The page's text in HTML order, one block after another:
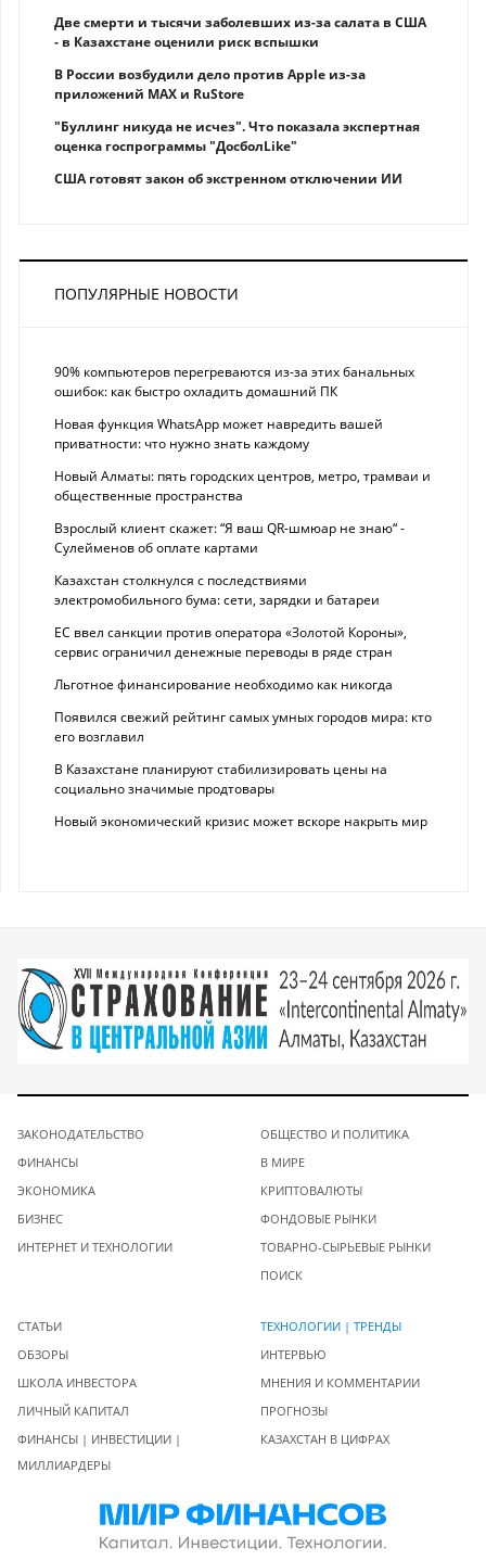
Две смерти и тысячи заболевших из-за салата в США
- в Казахстане оценили риск вспышки
В России возбудили дело против Apple из-за
приложений MAX и RuStore
"Буллинг никуда не исчез". Что показала экспертная
оценка госпрограммы "ДосболLike"
США готовят закон об экстренном отключении ИИ
ПОПУЛЯРНЫЕ НОВОСТИ
90% компьютеров перегреваются из-за этих банальных
ошибок: как быстро охладить домашний ПК
Новая функция WhatsApp может навредить вашей
приватности: что нужно знать каждому
Новый Алматы: пять городских центров, метро, трамваи и
общественные пространства
Взрослый клиент скажет: “Я ваш QR-шмюар не знаю“ -
Сулейменов об оплате картами
Казахстан столкнулся с последствиями
электромобильного бума: сети, зарядки и батареи
ЕС ввел санкции против оператора «Золотой Короны»,
сервис ограничил денежные переводы в ряде стран
Льготное финансирование необходимо как никогда
Появился свежий рейтинг самых умных городов мира: кто
его возглавил
В Казахстане планируют стабилизировать цены на
социально значимые продтовары
Новый экономический кризис может вскоре накрыть мир
ЗАКОНОДАТЕЛЬСТВО
ФИНАНСЫ
ЭКОНОМИКА
БИЗНЕС
ИНТЕРНЕТ И ТЕХНОЛОГИИ
ОБЩЕСТВО И ПОЛИТИКА
В МИРЕ
КРИПТОВАЛЮТЫ
ФОНДОВЫЕ РЫНКИ
ТОВАРНО-СЫРЬЕВЫЕ РЫНКИ
ПОИСК
СТАТЬИ
ОБЗОРЫ
ШКОЛА ИНВЕСТОРА
ЛИЧНЫЙ КАПИТАЛ
ФИНАНСЫ | ИНВЕСТИЦИИ |
МИЛЛИАРДЕРЫ
ТЕХНОЛОГИИ | ТРЕНДЫ
ИНТЕРВЬЮ
МНЕНИЯ И КОММЕНТАРИИ
ПРОГНОЗЫ
КАЗАХСТАН В ЦИФРАХ